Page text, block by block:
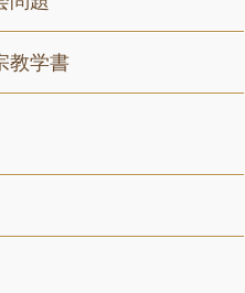
教学書